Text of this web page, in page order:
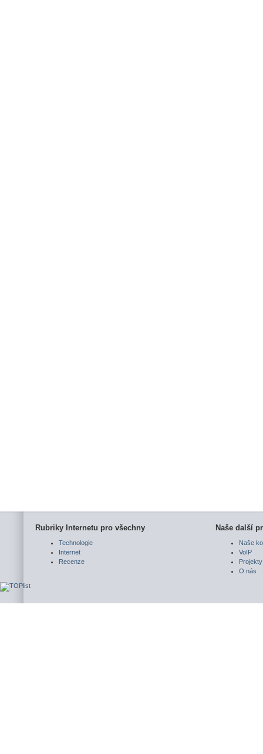
Rubriky Internetu pro všechny
Technologie
Internet
Recenze
Naše další
Naše
VoIP
Projekty
O nás